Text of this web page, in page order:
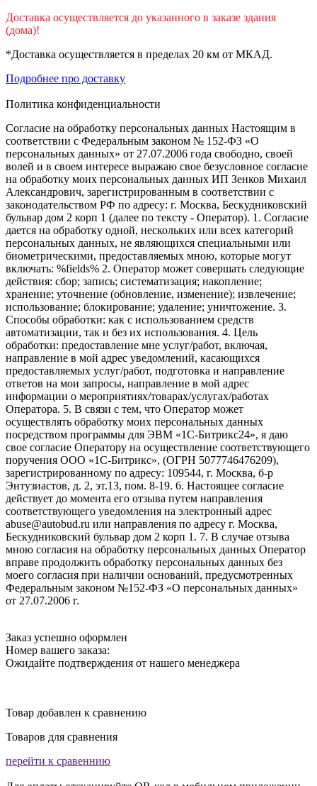
Доставка осуществляется до указанного в заказе здания
(дома)!
*Доставка осуществляется в пределах 20 км от МКАД.
Подробнее про доставку
Политика конфиденциальности
Согласие на обработку персональных данных Настоящим в
соответствии с Федеральным законом № 152-ФЗ «О
персональных данных» от 27.07.2006 года свободно, своей
волей и в своем интересе выражаю свое безусловное согласие
на обработку моих персональных данных ИП Зенков Михаил
Александрович, зарегистрированным в соответствии с
законодательством РФ по адресу: г. Москва, Бескудниковский
бульвар дом 2 корп 1 (далее по тексту - Оператор). 1. Согласие
дается на обработку одной, нескольких или всех категорий
персональных данных, не являющихся специальными или
биометрическими, предоставляемых мною, которые могут
включать: %fields% 2. Оператор может совершать следующие
действия: сбор; запись; систематизация; накопление;
хранение; уточнение (обновление, изменение); извлечение;
использование; блокирование; удаление; уничтожение. 3.
Способы обработки: как с использованием средств
автоматизации, так и без их использования. 4. Цель
обработки: предоставление мне услуг/работ, включая,
направление в мой адрес уведомлений, касающихся
предоставляемых услуг/работ, подготовка и направление
ответов на мои запросы, направление в мой адрес
информации о мероприятиях/товарах/услугах/работах
Оператора. 5. В связи с тем, что Оператор может
осуществлять обработку моих персональных данных
посредством программы для ЭВМ «1С-Битрикс24», я даю
свое согласие Оператору на осуществление соответствующего
поручения ООО «1С-Битрикс», (ОГРН 5077746476209),
зарегистрированному по адресу: 109544, г. Москва, б-р
Энтузиастов, д. 2, эт.13, пом. 8-19. 6. Настоящее согласие
действует до момента его отзыва путем направления
соответствующего уведомления на электронный адрес
abuse@autobud.ru или направления по адресу г. Москва,
Бескудниковский бульвар дом 2 корп 1. 7. В случае отзыва
мною согласия на обработку персональных данных Оператор
вправе продолжить обработку персональных данных без
моего согласия при наличии оснований, предусмотренных
Федеральным законом №152-ФЗ «О персональных данных»
от 27.07.2006 г.
Заказ успешно оформлен
Номер вашего заказа:
Ожидайте подтверждения от нашего менеджера
Товар добавлен к сравнению
Товаров для сравнения
перейти к сравеннию